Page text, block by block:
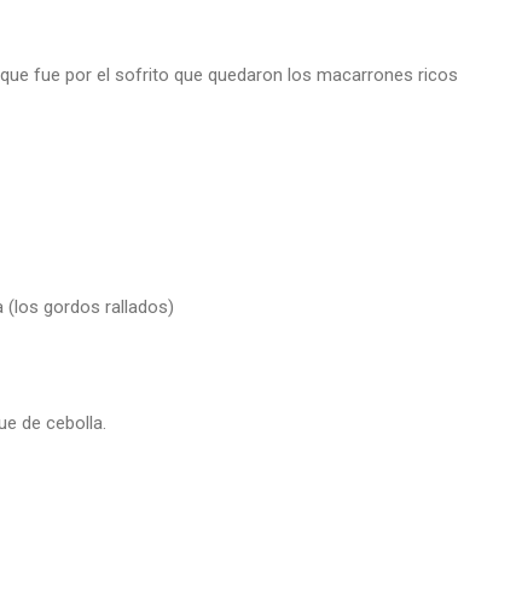
fue por el sofrito que quedaron los macarrones ricos
(los gordos rallados)
de cebolla.